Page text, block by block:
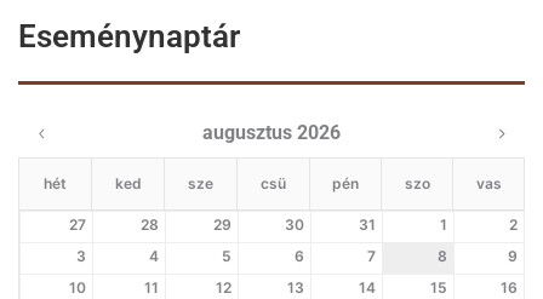
Eseménynaptár
augusztus 2026
hét ked sze csü pén szo vas
27 28 29 30 31 1
2
3
4 5 6 7 8
9
10
11 12 13 14 15 16